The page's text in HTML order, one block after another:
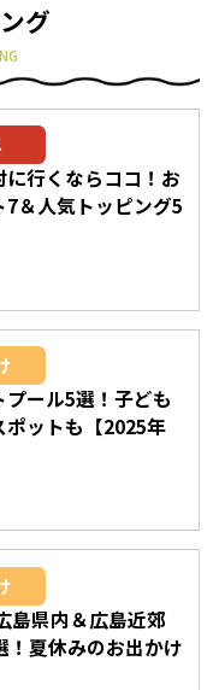
グ
に行くならココ！お
7＆人気トッピング5
ール5選！子ども
ポットも【2025年
島県内＆広島近郊
！夏休みのお出かけ